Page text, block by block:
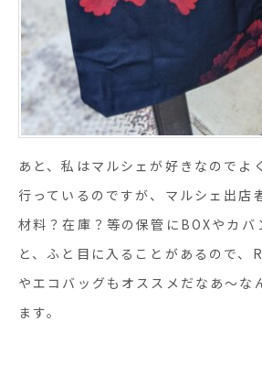
あと、私はマルシェが好きなのでよく
行っているのですが、マルシェ出店
材料？在庫？等の保管にBOXやカバ
と、ふと目に入ることがあるので、
やエコバッグもオススメだなあ〜な
ます。